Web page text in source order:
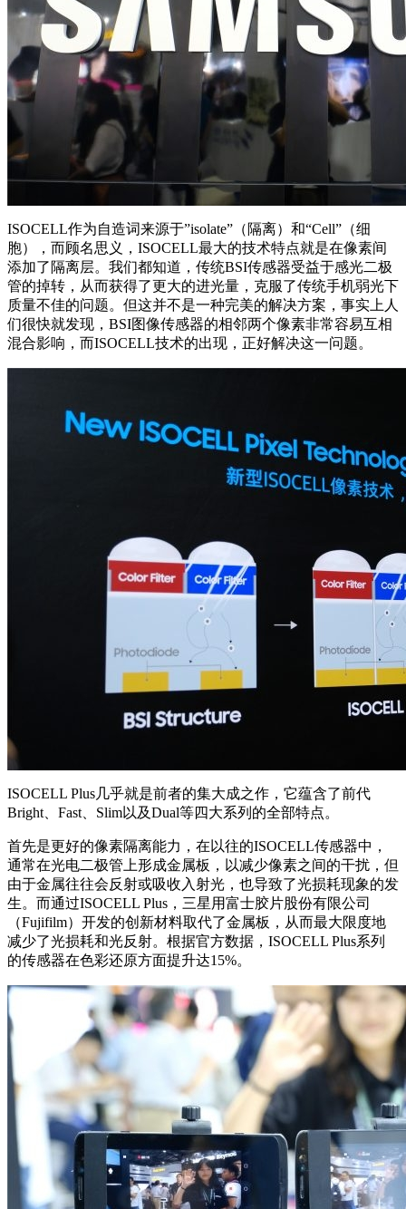
ISOCELL作为自造词来源于”isolate”（隔离）和“Cell”（细
胞），而顾名思义，ISOCELL最大的技术特点就是在像素间
添加了隔离层。我们都知道，传统BSI传感器受益于感光二极
管的掉转，从而获得了更大的进光量，克服了传统手机弱光下
质量不佳的问题。但这并不是一种完美的解决方案，事实上人
们很快就发现，BSI图像传感器的相邻两个像素非常容易互相
混合影响，而ISOCELL技术的出现，正好解决这一问题。
ISOCELL Plus几乎就是前者的集大成之作，它蕴含了前代
Bright、Fast、Slim以及Dual等四大系列的全部特点。
首先是更好的像素隔离能力，在以往的ISOCELL传感器中，
通常在光电二极管上形成金属板，以减少像素之间的干扰，但
由于金属往往会反射或吸收入射光，也导致了光损耗现象的发
生。而通过ISOCELL Plus，三星用富士胶片股份有限公司
（Fujifilm）开发的创新材料取代了金属板，从而最大限度地
减少了光损耗和光反射。根据官方数据，ISOCELL Plus系列
的传感器在色彩还原方面提升达15%。